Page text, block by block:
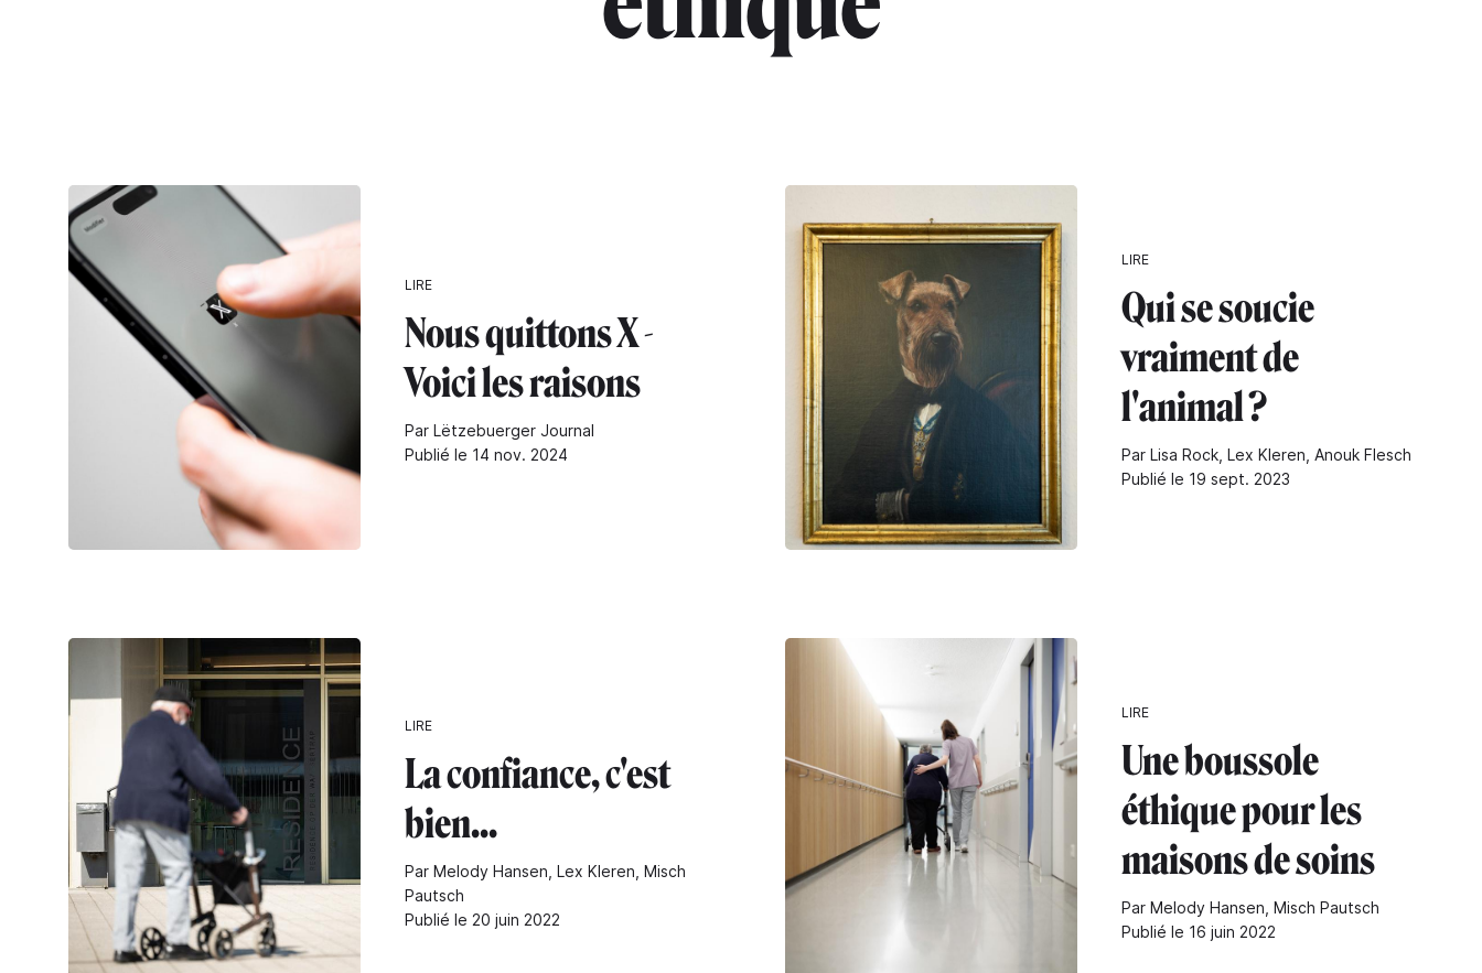
LIRE
Nous quittons X -
Voici les raisons
Par Lëtzebuerger Journal
Publié le 14 nov. 2024
LIRE
Qui se soucie
vraiment de
l'animal ?
Par Lisa Rock, Lex Kleren, Anouk Flesch
Publié le 19 sept. 2023
LIRE
La confiance, c'est
bien...
Par Melody Hansen, Lex Kleren, Misch
Pautsch
Publié le 20 juin 2022
LIRE
Une boussole
éthique pour les
maisons de soins
Par Melody Hansen, Misch Pautsch
Publié le 16 juin 2022